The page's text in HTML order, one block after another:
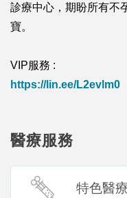
診療中心，期盼所有不
寶。
VIP服務 :
https://lin.ee/L2evlm0
醫療服務
特色醫療